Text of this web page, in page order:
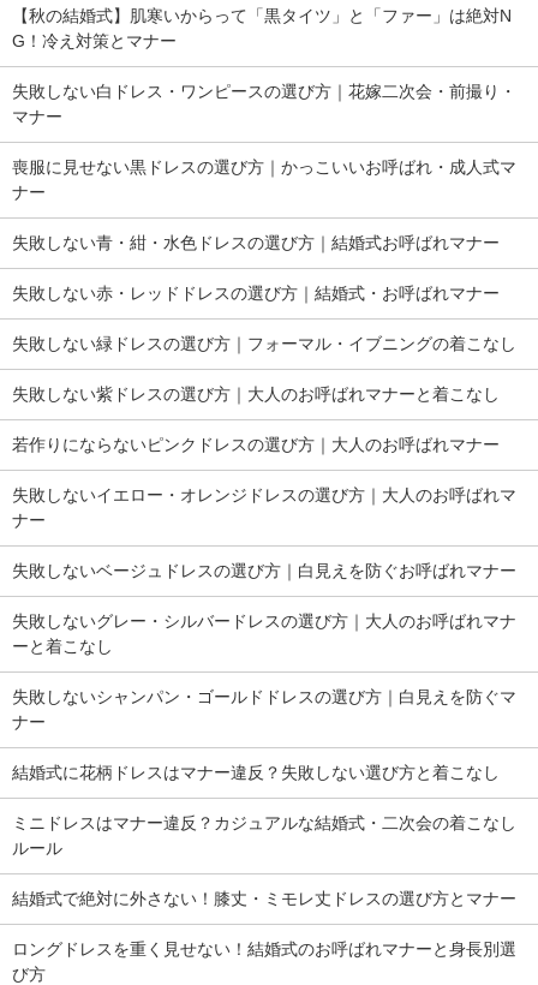
【秋の結婚式】肌寒いからって「黒タイツ」と「ファー」は絶対N
G！冷え対策とマナー
失敗しない白ドレス・ワンピースの選び方｜花嫁二次会・前撮り・
マナー
喪服に見せない黒ドレスの選び方｜かっこいいお呼ばれ・成人式マ
ナー
失敗しない青・紺・水色ドレスの選び方｜結婚式お呼ばれマナー
失敗しない赤・レッドドレスの選び方｜結婚式・お呼ばれマナー
失敗しない緑ドレスの選び方｜フォーマル・イブニングの着こなし
失敗しない紫ドレスの選び方｜大人のお呼ばれマナーと着こなし
若作りにならないピンクドレスの選び方｜大人のお呼ばれマナー
失敗しないイエロー・オレンジドレスの選び方｜大人のお呼ばれマ
ナー
失敗しないベージュドレスの選び方｜白見えを防ぐお呼ばれマナー
失敗しないグレー・シルバードレスの選び方｜大人のお呼ばれマナ
ーと着こなし
失敗しないシャンパン・ゴールドドレスの選び方｜白見えを防ぐマ
ナー
結婚式に花柄ドレスはマナー違反？失敗しない選び方と着こなし
ミニドレスはマナー違反？カジュアルな結婚式・二次会の着こなし
ルール
結婚式で絶対に外さない！膝丈・ミモレ丈ドレスの選び方とマナー
ロングドレスを重く見せない！結婚式のお呼ばれマナーと身長別選
び方